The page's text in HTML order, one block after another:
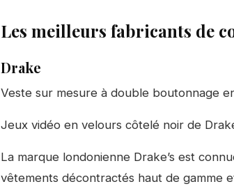
Les meilleurs fabricants de
Drake
Veste sur mesure à double boutonnage
Jeux vidéo en velours côtelé noir de
La marque londonienne Drake’s est
vêtements décontractés haut de gamme